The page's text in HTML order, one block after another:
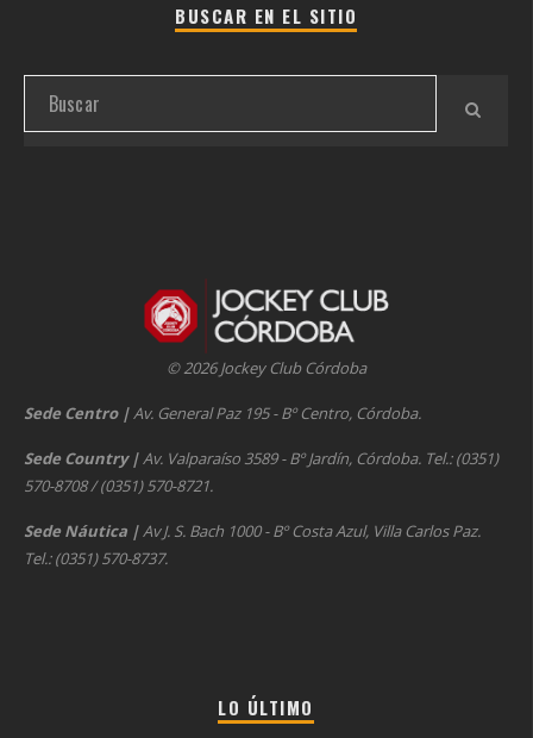
BUSCAR EN EL SITIO
© 2026 Jockey Club Córdoba
Sede Centro |Av. General Paz 195 - Bº Centro, Córdoba.
Sede Country |Av. Valparaíso 3589 - Bº Jardín, Córdoba. Tel.: (0351)
570-8708 / (0351) 570-8721.
Sede Náutica |Av J. S. Bach 1000 - Bº Costa Azul, Villa Carlos Paz.
Tel.: (0351) 570-8737.
LO ÚLTIMO